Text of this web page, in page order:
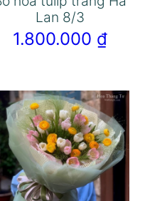
Lan 8/3
1.800.000 ₫